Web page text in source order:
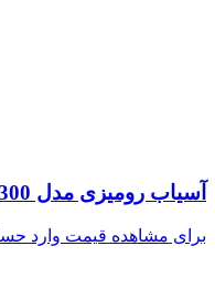
آسیاب رومیزی مدل TS-1300
برای مشاهده قیمت وارد